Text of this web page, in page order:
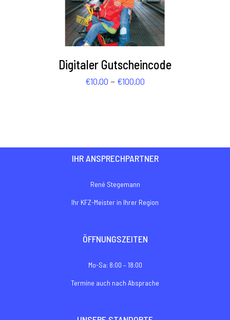
Digitaler Gutscheincode
€10,00 – €100,00
IHR ANSPRECHPARTNER
René Stegemann
Ihr KFZ-Meister in Ihrer Region
ÖFFNUNGSZEITEN
Mo-Sa: 8:00 – 18:00
Termine auch nach Absprache